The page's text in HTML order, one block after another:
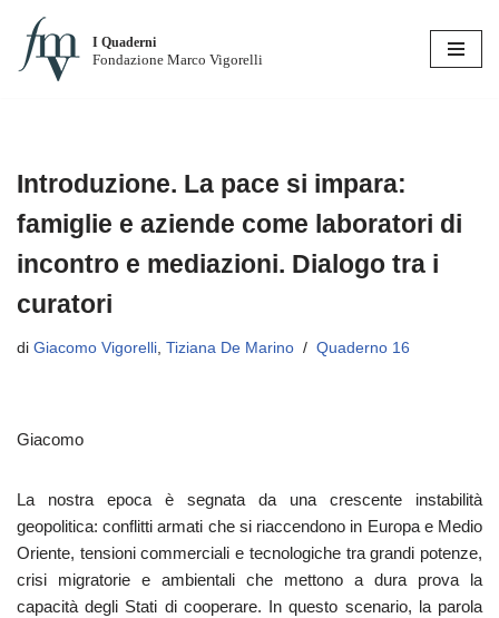
Vai
I Quaderni
Fondazione Marco Vigorelli
Introduzione. La pace si impara:
famiglie e aziende come laboratori di
incontro e mediazioni. Dialogo tra i
curatori
di Giacomo Vigorelli, Tiziana De Marino Quaderno 16
Giacomo
La nostra epoca è segnata da una crescente instabilità
geopolitica: conflitti armati che si riaccendono in Europa e Medio
Oriente, tensioni commerciali e tecnologiche tra grandi potenze,
crisi migratorie e ambientali che mettono a dura prova la
capacità degli Stati di cooperare. In questo scenario, la parola